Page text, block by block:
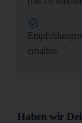
erhalten
Haben wir